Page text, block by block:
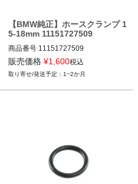
【BMW純正】ホースクランプ 1
5-18mm 11151727509
商品番号 11151727509
11151727509
販売価格 ¥1,600税込
1~2か月